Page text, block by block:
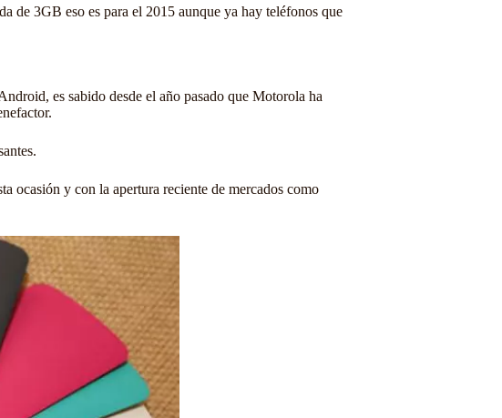
de 3GB eso es para el 2015 aunque ya hay teléfonos que
es sabido desde el año pasado que Motorola ha
ocasión y con la apertura reciente de mercados como